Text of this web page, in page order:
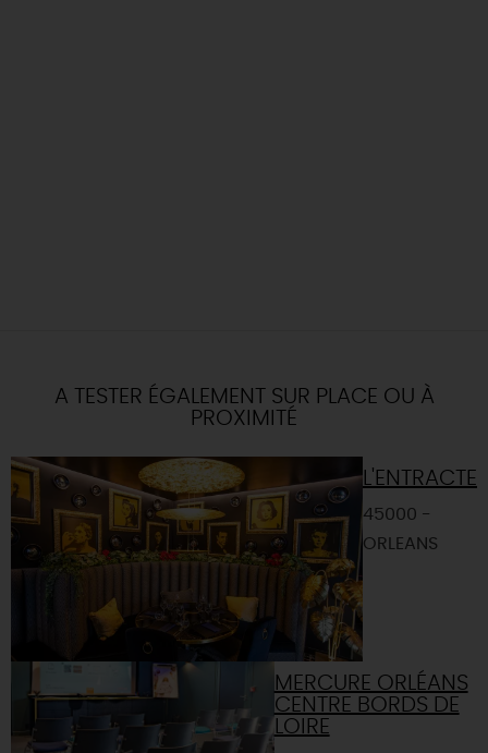
A TESTER ÉGALEMENT SUR PLACE OU À
PROXIMITÉ
L'ENTRACTE
45000 -
ORLEANS
MERCURE ORLÉANS
CENTRE BORDS DE
LOIRE